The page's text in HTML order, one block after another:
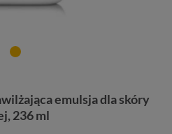
emulsja dla skóry
236 ml